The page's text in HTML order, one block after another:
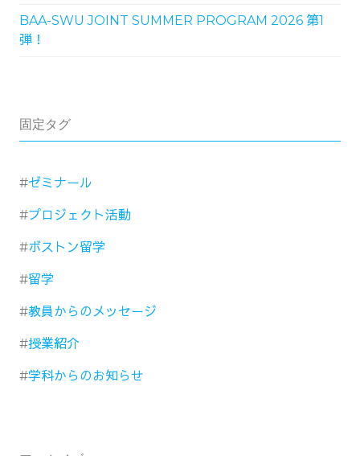
BAA-SWU JOINT SUMMER PROGRAM 2026 第1
弾！
固定タグ
ゼミナール
プロジェクト活動
ボストン留学
留学
教員からのメッセージ
授業紹介
学科からのお知らせ